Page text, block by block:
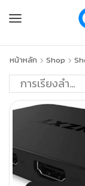
หน้าหลัก Shop